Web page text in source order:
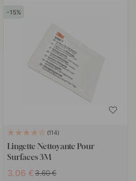
15
114
Lingette Nettoyante Pour
Surfaces 3M
3.06 € 3.60 €